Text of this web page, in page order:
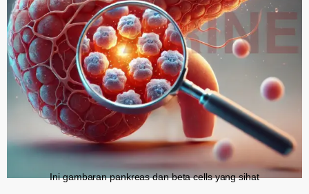
Ini gambaran pankreas dan beta cells yang sihat